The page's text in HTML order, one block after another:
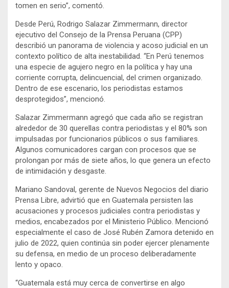
tomen en serio”, comentó.
Desde Perú, Rodrigo Salazar Zimmermann, director
ejecutivo del Consejo de la Prensa Peruana (CPP)
describió un panorama de violencia y acoso judicial en un
contexto político de alta inestabilidad. “En Perú tenemos
una especie de agujero negro en la política y hay una
corriente corrupta, delincuencial, del crimen organizado.
Dentro de ese escenario, los periodistas estamos
desprotegidos”, mencionó.
Salazar Zimmermann agregó que cada año se registran
alrededor de 30 querellas contra periodistas y el 80% son
impulsadas por funcionarios públicos o sus familiares.
Algunos comunicadores cargan con procesos que se
prolongan por más de siete años, lo que genera un efecto
de intimidación y desgaste.
Mariano Sandoval, gerente de Nuevos Negocios del diario
Prensa Libre, advirtió que en Guatemala persisten las
acusaciones y procesos judiciales contra periodistas y
medios, encabezados por el Ministerio Público. Mencionó
especialmente el caso de José Rubén Zamora detenido en
julio de 2022, quien continúa sin poder ejercer plenamente
su defensa, en medio de un proceso deliberadamente
lento y opaco.
“Guatemala está muy cerca de convertirse en algo